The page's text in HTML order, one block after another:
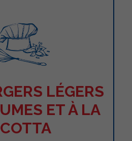
LÉGERS
ET À LA